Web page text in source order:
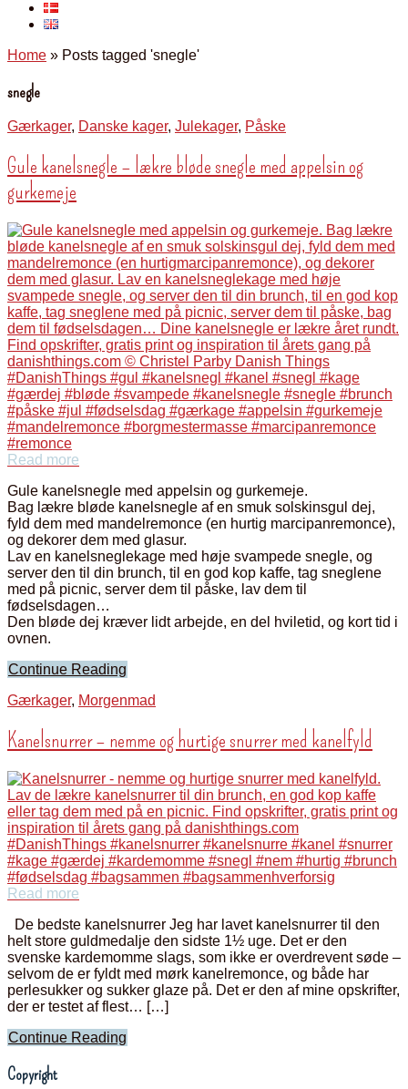
Home » Posts tagged 'snegle'
snegle
Gærkager, Danske kager, Julekager, Påske
Gule kanelsnegle – lækre bløde snegle med appelsin og
gurkemeje
Read more
Gule kanelsnegle med appelsin og gurkemeje.
Bag lækre bløde kanelsnegle af en smuk solskinsgul dej,
fyld dem med mandelremonce (en hurtig marcipanremonce),
og dekorer dem med glasur.
Lav en kanelsneglekage med høje svampede snegle, og
server den til din brunch, til en god kop kaffe, tag sneglene
med på picnic, server dem til påske, lav dem til
fødselsdagen…
Den bløde dej kræver lidt arbejde, en del hviletid, og kort tid i
ovnen.
Continue Reading
Gærkager, Morgenmad
Kanelsnurrer – nemme og hurtige snurrer med kanelfyld
Read more
De bedste kanelsnurrer Jeg har lavet kanelsnurrer til den
helt store guldmedalje den sidste 1½ uge. Det er den
svenske kardemomme slags, som ikke er overdrevent søde –
selvom de er fyldt med mørk kanelremonce, og både har
perlesukker og sukker glaze på. Det er den af mine opskrifter,
der er testet af flest… […]
Continue Reading
Copyright